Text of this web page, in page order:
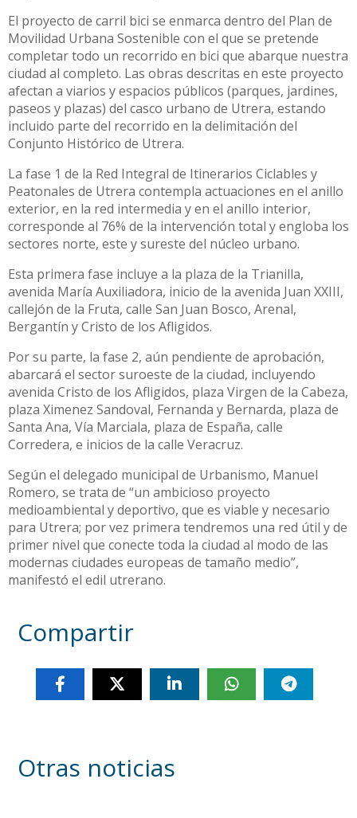
El proyecto de carril bici se enmarca dentro del Plan de
Movilidad Urbana Sostenible con el que se pretende
completar todo un recorrido en bici que abarque nuestra
ciudad al completo. Las obras descritas en este proyecto
afectan a viarios y espacios públicos (parques, jardines,
paseos y plazas) del casco urbano de Utrera, estando
incluido parte del recorrido en la delimitación del
Conjunto Histórico de Utrera.
La fase 1 de la Red Integral de Itinerarios Ciclables y
Peatonales de Utrera contempla actuaciones en el anillo
exterior, en la red intermedia y en el anillo interior,
corresponde al 76% de la intervención total y engloba los
sectores norte, este y sureste del núcleo urbano.
Esta primera fase incluye a la plaza de la Trianilla,
avenida María Auxiliadora, inicio de la avenida Juan XXIII,
callejón de la Fruta, calle San Juan Bosco, Arenal,
Bergantín y Cristo de los Afligidos.
Por su parte, la fase 2, aún pendiente de aprobación,
abarcará el sector suroeste de la ciudad, incluyendo
avenida Cristo de los Afligidos, plaza Virgen de la Cabeza,
plaza Ximenez Sandoval, Fernanda y Bernarda, plaza de
Santa Ana, Vía Marciala, plaza de España, calle
Corredera, e inicios de la calle Veracruz.
Según el delegado municipal de Urbanismo, Manuel
Romero, se trata de “un ambicioso proyecto
medioambiental y deportivo, que es viable y necesario
para Utrera; por vez primera tendremos una red útil y de
primer nivel que conecte toda la ciudad al modo de las
modernas ciudades europeas de tamaño medio”,
manifestó el edil utrerano.
Compartir
Otras noticias